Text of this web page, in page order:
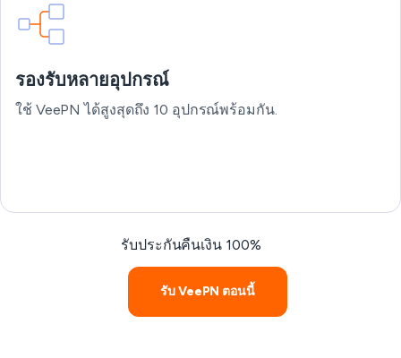
รองรับหลายอุปกรณ์
ใช้ VeePN ได้สูงสุดถึง 10 อุปกรณ์พร้อมกัน.
รับประกันคืนเงิน 100%
รับ VeePN ตอนนี้